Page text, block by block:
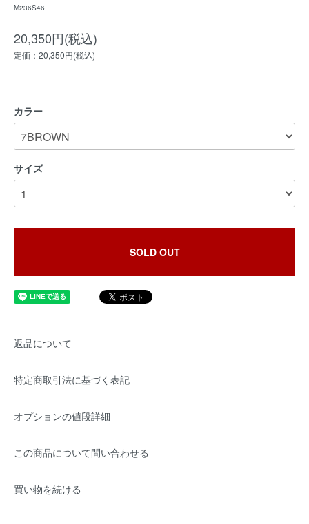
M236S46
20,350円(税込)
定価：20,350円(税込)
カラー
サイズ
SOLD OUT
返品について
特定商取引法に基づく表記
オプションの値段詳細
この商品について問い合わせる
買い物を続ける